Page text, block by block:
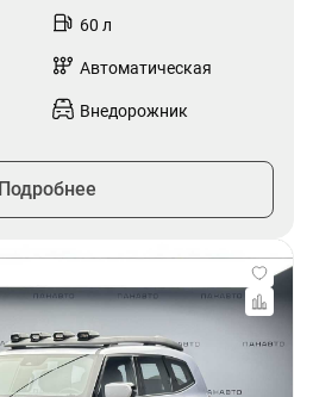
60 л
Автоматическая
Внедорожник
Подробнее